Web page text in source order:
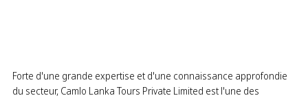
Forte d'une grande expertise et d'une connaissance approfondie
du secteur, Camlo Lanka Tours Private Limited est l'une des